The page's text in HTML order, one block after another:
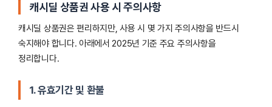
캐시딜 상품권 사용 시 주의사항
캐시딜 상품권은 편리하지만, 사용 시 몇 가지 주의사항을 반드시
숙지해야 합니다. 아래에서 2025년 기준 주요 주의사항을
정리합니다.
1. 유효기간 및 환불